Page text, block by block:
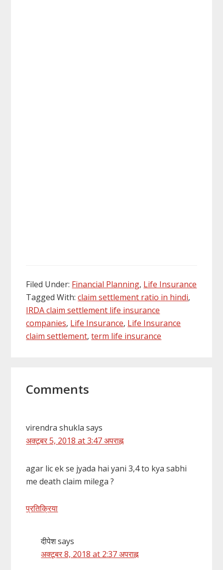
Filed Under: Financial Planning, Life Insurance
Tagged With:claim settlement ratio in hindi,
IRDA claim settlement life insurance
companies, Life Insurance, Life Insurance
claim settlement,term life insurance
Interactions
Comments
virendra shukla says
अक्टूबर 5, 2018 at 3:47 अपराह्न
agar lic ek se jyada hai yani 3,4 to kya sabhi
me death claim milega ?
प्रतिक्रिया
दीपेशsays
अक्टूबर 8, 2018 at 2:37 अपराह्न